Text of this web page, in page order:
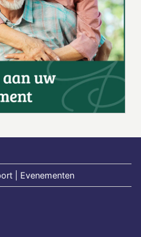
| Evenementen